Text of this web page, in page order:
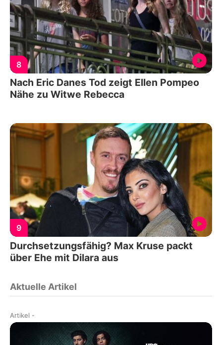
8
Nach Eric Danes Tod zeigt Ellen Pompeo
Nähe zu Witwe Rebecca
9
Durchsetzungsfähig? Max Kruse packt
über Ehe mit Dilara aus
Aktuelle Artikel
Artikel -